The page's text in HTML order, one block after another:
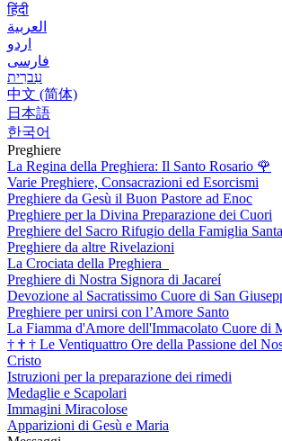
हिंदी
العربية
اردو
فارسی
עִברִית
中文 (简体)
日本語
한국어
Preghiere
La Regina della Preghiera: Il Santo Rosario 🌹
Varie Preghiere, Consacrazioni ed Esorcismi
Preghiere da Gesù il Buon Pastore ad Enoc
Preghiere per la Divina Preparazione dei Cuori
Preghiere del Sacro Rifugio della Famiglia Santa
Preghiere da altre Rivelazioni
La Crociata della Preghiera
Preghiere di Nostra Signora di Jacareí
Devozione al Sacratissimo Cuore di San
Preghiere per unirsi con l’Amore Santo
La Fiamma d'Amore dell'Immacolato Cuore di
† † † Le Ventiquattro Ore della Passione del
Cristo
Istruzioni per la preparazione dei rimedi
Medaglie e Scapolari
Immagini Miracolose
Apparizioni di Gesù e Maria